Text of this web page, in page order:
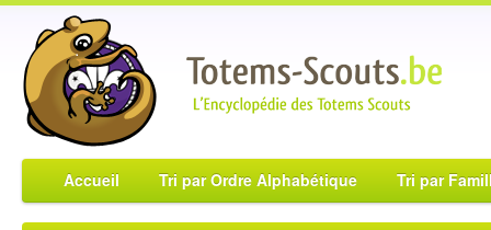
Accueil Tri par Ordre Alphabétique Tri par